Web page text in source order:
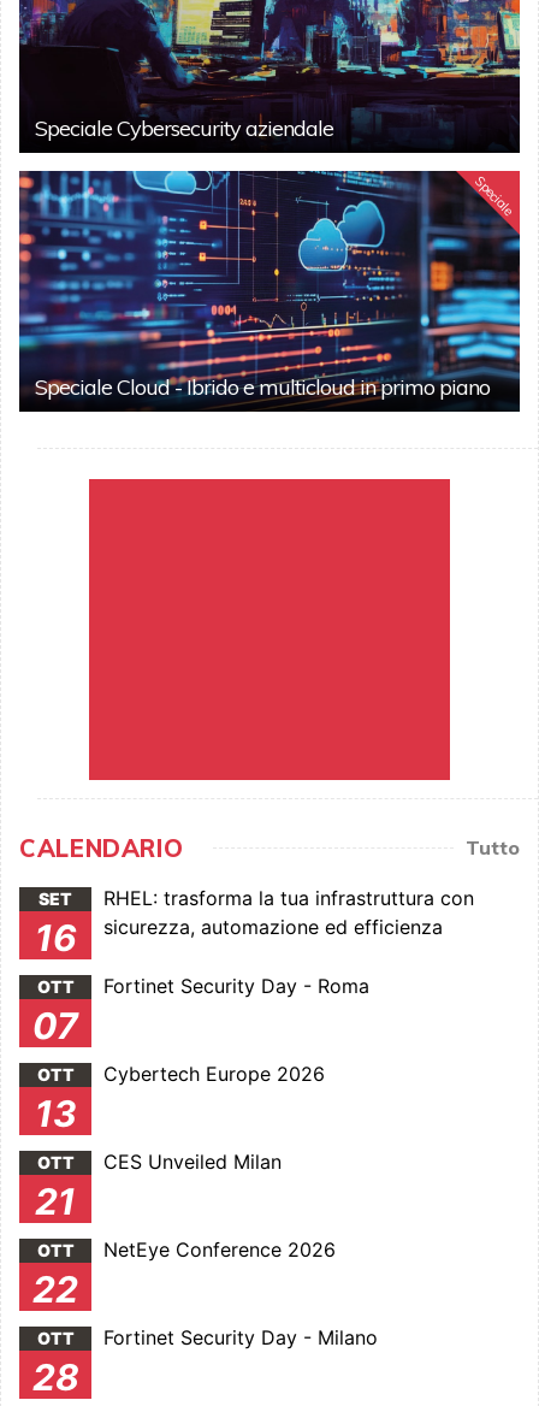
Speciale Cybersecurity aziendale
Speciale
Speciale Cloud - Ibrido e multicloud in primo piano
CALENDARIO Tutto
SET
16
RHEL: trasforma la tua infrastruttura con
sicurezza, automazione ed efficienza
OTT
07
Fortinet Security Day - Roma
OTT
13
Cybertech Europe 2026
OTT
21
CES Unveiled Milan
OTT
22
NetEye Conference 2026
OTT
28
Fortinet Security Day - Milano